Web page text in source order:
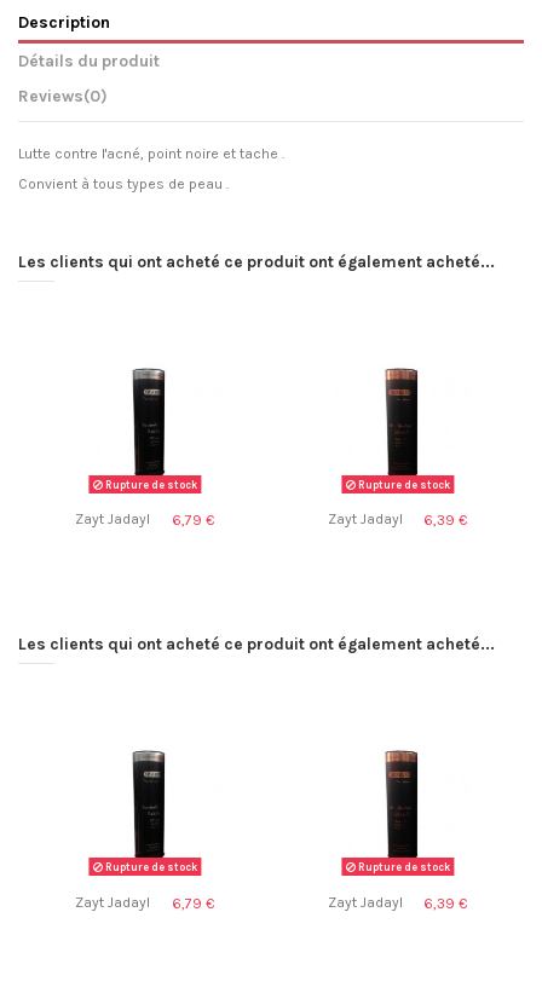
Description
Détails du produit
Reviews(0)
Lutte contre l'acné, point noire et tache .
Convient à tous types de peau .
Les clients qui ont acheté ce produit ont également acheté...
Rupture de stock
Zayt Jadayl 6,79 €
Rupture de stock
Zayt Jadayl 6,39 €
Les clients qui ont acheté ce produit ont également acheté...
Rupture de stock
Zayt Jadayl 6,79 €
Rupture de stock
Zayt Jadayl 6,39 €